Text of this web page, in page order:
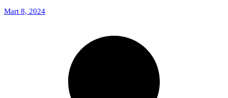
Mart 8, 2024